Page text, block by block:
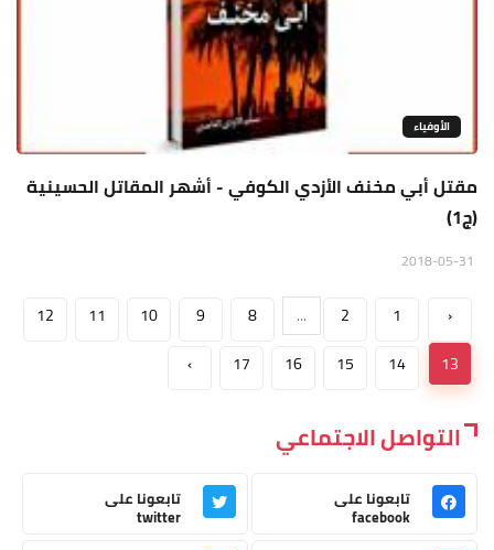
الأوفياء
مقتل أبي مخنف الأزدي الكوفي - أشهر المقاتل الحسينية
(ج1)
‹
1
2
...
8
9
10
11
12
13
14
15
16
17
›
التواصل الاجتماعي
تابعونا على
facebook
تابعونا على
twitter